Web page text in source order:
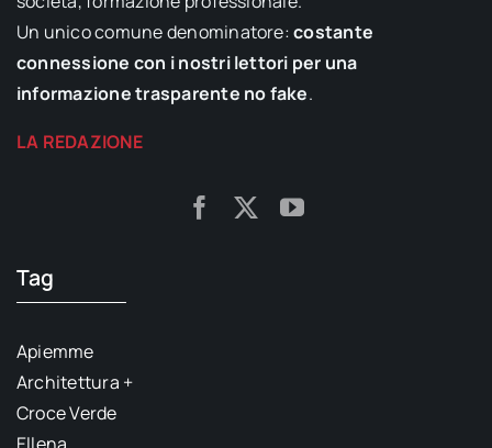
Un unico comune denominatore:costante
connessione con i nostri lettori per una
informazione trasparente no fake.
LA REDAZIONE
Tag
Apiemme
Architettura +
Croce Verde